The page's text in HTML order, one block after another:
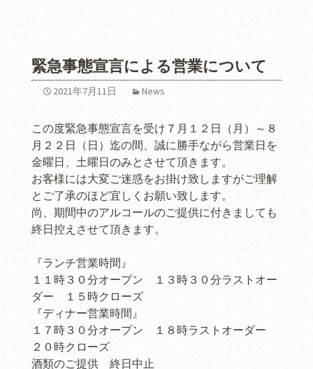
緊急事態宣言による営業について
2021年7月11日 News
この度緊急事態宣言を受け７月１２日（月）～８
月２２日（日）迄の間、誠に勝手ながら営業日を
金曜日、土曜日のみとさせて頂きます。
お客様には大変ご迷惑をお掛け致しますがご理解
とご了承のほど宜しくお願い致します。
尚、期間中のアルコールのご提供に付きましても
終日控えさせて頂きます。
『ランチ営業時間』
１１時３０分オープン １３時３０分ラストオー
ダー １５時クローズ
『ディナー営業時間』
１７時３０分オープン １８時ラストオーダー
２０時クローズ
酒類のご提供 終日中止